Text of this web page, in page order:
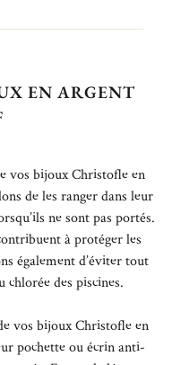
EN ARGENT
vos bijoux Christofle en
de les ranger dans leur
ne sont pas portés.
à protéger les
également d’éviter tout
chlorée des piscines.
vos bijoux Christofle en
pochette ou écrin anti-